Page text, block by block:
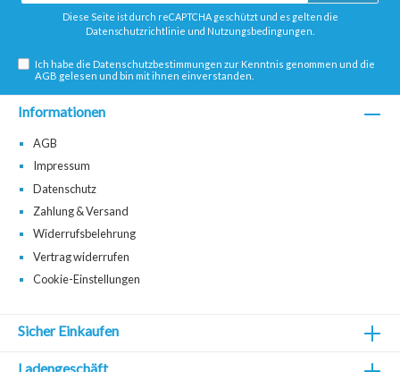
Adresse*
Diese Seite ist durch reCAPTCHA geschützt und es gelten die
Datenschutzrichtlinie und Nutzungsbedingungen
Ich habe dieDatenschutzbestimmungen zur Kenntnis genommen und die
AGB gelesen und bin mit ihnen einverstanden.
Informationen
AGB
Impressum
Datenschutz
Zahlung & Versand
Widerrufsbelehrung
Vertrag widerrufen
Cookie-Einstellungen
Sicher Einkaufen
Ladengeschäft